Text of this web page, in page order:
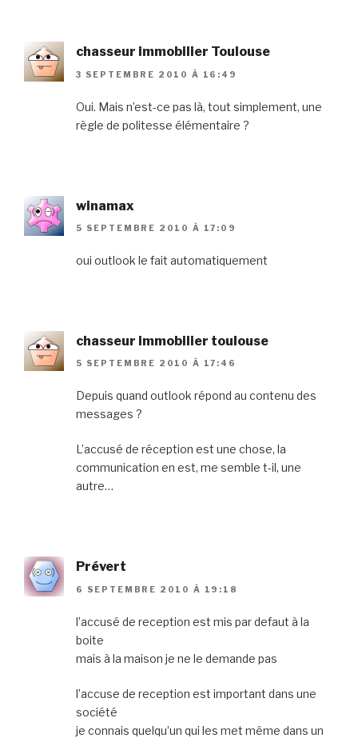
chasseur immobilier Toulouse
3 SEPTEMBRE 2010 À 16:49
Oui. Mais n’est-ce pas là, tout simplement, une
règle de politesse élémentaire ?
winamax
5 SEPTEMBRE 2010 À 17:09
oui outlook le fait automatiquement
chasseur immobilier toulouse
5 SEPTEMBRE 2010 À 17:46
Depuis quand outlook répond au contenu des
messages ?
L’accusé de réception est une chose, la
communication en est, me semble t-il, une
autre…
Prévert
6 SEPTEMBRE 2010 À 19:18
l’accusé de reception est mis par defaut à la
boite
mais à la maison je ne le demande pas
l’accuse de reception est important dans une
société
je connais quelqu’un qui les met même dans un